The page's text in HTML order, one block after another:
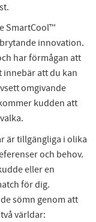
SmartCool™
innovation.
har förmågan att
innebär att du kan
omgivande
kudden att
är tillgängliga i olika
och behov.
eller en
för dig.
sömn genom att
världar: